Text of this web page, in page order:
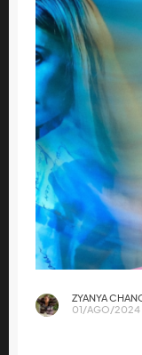
ZYANYA
01/AGO/2024